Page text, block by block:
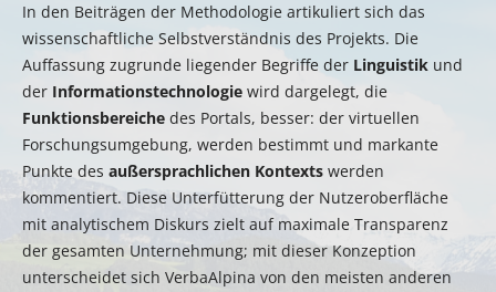
In den Beiträgen der Methodologie artikuliert sich das
wissenschaftliche Selbstverständnis des Projekts. Die
Auffassung zugrunde liegender Begriffe der Linguistik und
der Informationstechnologie wird dargelegt, die
Funktionsbereiche des Portals, besser: der virtuellen
Forschungsumgebung, werden bestimmt und markante
Punkte des außersprachlichen Kontexts werden
kommentiert. Diese Unterfütterung der Nutzeroberfläche
mit analytischem Diskurs zielt auf maximale Transparenz
der gesamten Unternehmung; mit dieser Konzeption
unterscheidet sich VerbaAlpina von den meisten anderen